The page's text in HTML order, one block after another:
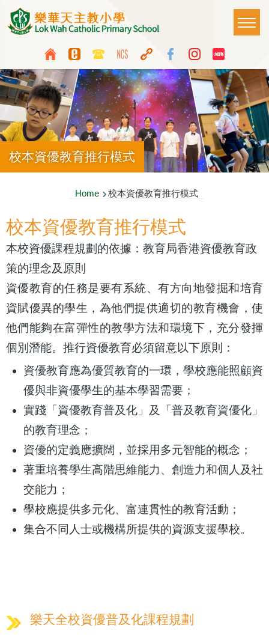
Skip to main content
Top
Media
Icon
Button
Language
switcher
Main
校本資優教育推行模式
Breadcrumb
Home 校本資優教育推行模式
校本資優教育推行模式
本校資優課程規劃的依據：教育局香港資優教育政
策的理念及原則
資優教育的任務是要有系統、有方向地發掘和培育
資賦優異的學生，為他們提供適切的教育機會，使
他們能夠在富彈性的教學方法和環境下，充分發揮
個別潛能。推行資優教育必須留意以下原則：
資優教育應為優質教育的一環，學校應能照顧資
優與非資優學生的基本學習需要；
實踐「資優教育普及化」及「普及教育資優化」
的教育理念；
資優的定義應擴闊，並採用多元智能的概念；
著重培養學生高階思維能力、創造力和個人及社
交能力；
學校應提供多元化、富連貫性的教育活動；
集合不同人士或機構所提供的資源支援學校。
樂天全校資優普及化課程規劃